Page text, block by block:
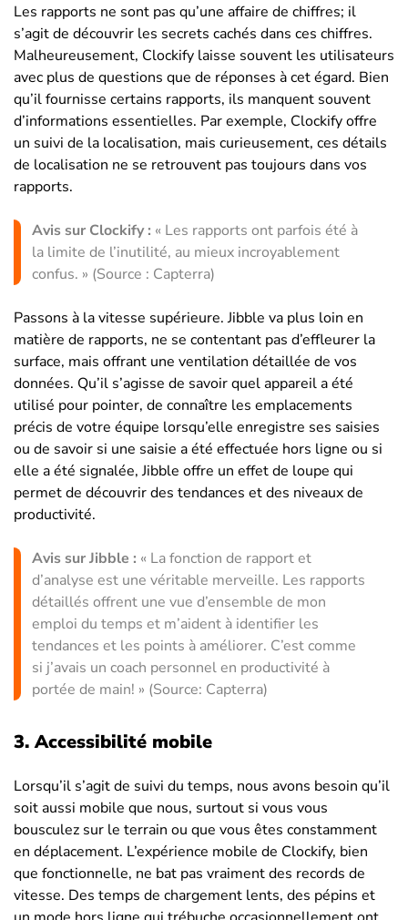
Les rapports ne sont pas qu’une affaire de chiffres; il
s’agit de découvrir les secrets cachés dans ces chiffres.
Malheureusement, Clockify laisse souvent les utilisateurs
avec plus de questions que de réponses à cet égard. Bien
qu’il fournisse certains rapports, ils manquent souvent
d’informations essentielles. Par exemple, Clockify offre
un suivi de la localisation, mais curieusement, ces détails
de localisation ne se retrouvent pas toujours dans vos
rapports.
Avis sur Clockify : « Les rapports ont parfois été à
la limite de l’inutilité, au mieux incroyablement
confus. » (Source : Capterra)
Passons à la vitesse supérieure. Jibble va plus loin en
matière de rapports, ne se contentant pas d’effleurer la
surface, mais offrant une ventilation détaillée de vos
données. Qu’il s’agisse de savoir quel appareil a été
utilisé pour pointer, de connaître les emplacements
précis de votre équipe lorsqu’elle enregistre ses saisies
ou de savoir si une saisie a été effectuée hors ligne ou si
elle a été signalée, Jibble offre un effet de loupe qui
permet de découvrir des tendances et des niveaux de
productivité.
Avis sur Jibble : « La fonction de rapport et
d’analyse est une véritable merveille. Les rapports
détaillés offrent une vue d’ensemble de mon
emploi du temps et m’aident à identifier les
tendances et les points à améliorer. C’est comme
si j’avais un coach personnel en productivité à
portée de main! » (Source: Capterra)
3. Accessibilité mobile
Lorsqu’il s’agit de suivi du temps, nous avons besoin qu’il
soit aussi mobile que nous, surtout si vous vous
bousculez sur le terrain ou que vous êtes constamment
en déplacement. L’expérience mobile de Clockify, bien
que fonctionnelle, ne bat pas vraiment des records de
vitesse. Des temps de chargement lents, des pépins et